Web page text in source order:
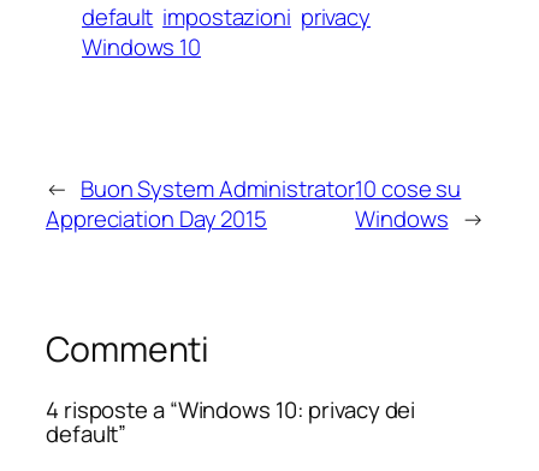
default impostazioni privacy
Windows 10
← Buon System Administrator
Appreciation Day 2015
10 cose su
Windows →
Commenti
4 risposte a “Windows 10: privacy dei
default”